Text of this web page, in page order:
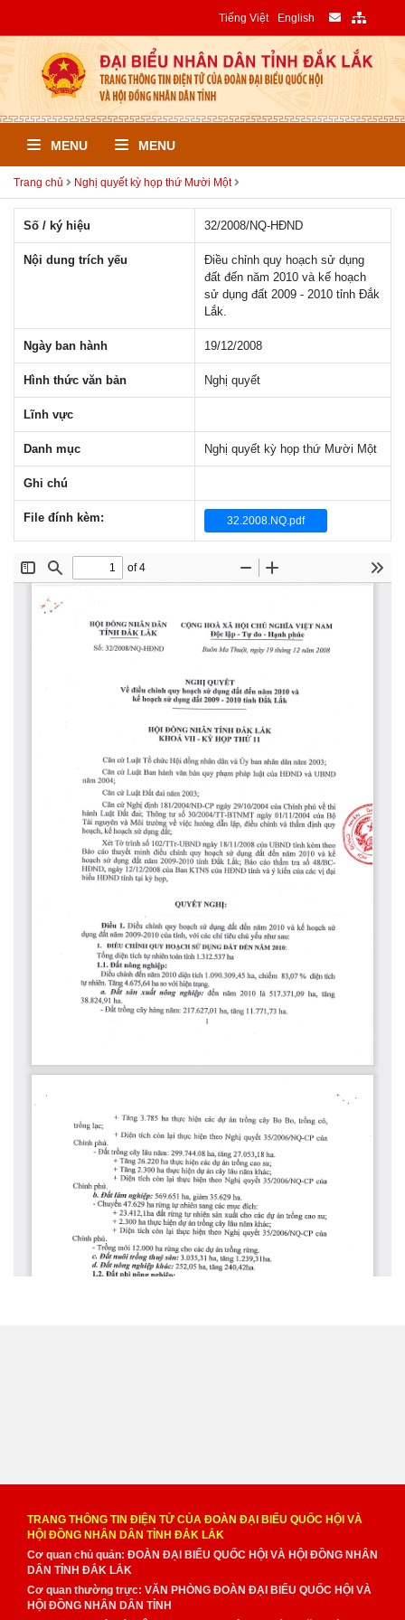
Tiếng Việt English
MENU MENU
Trang chủ Nghị quyết kỳ họp thứ Mười Một
Số / ký hiệu 32/2008/NQ-HÐND
Nội dung trích yếu
Điều chỉnh quy hoạch sử dụng
đất đến năm 2010 và kế hoạch
sử dụng đất 2009 - 2010 tỉnh Đắk
Lắk.
Ngày ban hành 19/12/2008
Hình thức văn bản Nghị quyết
Lĩnh vực
Danh mục Nghị quyết kỳ họp thứ Mười Một
Ghi chú
File đính kèm: 32.2008.NQ.pdf
TRANG THÔNG TIN ĐIỆN TỬ CỦA ĐOÀN ĐẠI BIỂU QUỐC HỘI VÀ
HỘI ĐỒNG NHÂN DÂN TỈNH ĐẮK LẮK
Cơ quan chủ quản: ĐOÀN ĐẠI BIỂU QUỐC HỘI VÀ HỘI ĐỒNG NHÂN
DÂN TỈNH ĐẮK LẮK
Cơ quan thường trực: VĂN PHÒNG ĐOÀN ĐẠI BIỂU QUỐC HỘI VÀ
HỘI ĐỒNG NHÂN DÂN TỈNH